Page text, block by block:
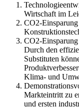
Wirtschaft im
CO2-
CO2-
Durch den
Substituten
Klima- und
Markteintritt zu
und ersten